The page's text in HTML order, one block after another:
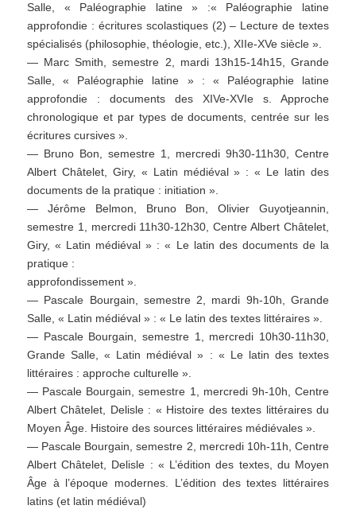
Salle, « Paléographie latine » :« Paléographie latine
approfondie : écritures scolastiques (2) – Lecture de textes
spécialisés (philosophie, théologie, etc.), XIIe-XVe siècle ».
— Marc Smith, semestre 2, mardi 13h15-14h15, Grande
Salle, « Paléographie latine » : « Paléographie latine
approfondie : documents des XIVe-XVIe s. Approche
chronologique et par types de documents, centrée sur les
écritures cursives ».
— Bruno Bon, semestre 1, mercredi 9h30-11h30, Centre
Albert Châtelet, Giry, « Latin médiéval » : « Le latin des
documents de la pratique : initiation ».
— Jérôme Belmon, Bruno Bon, Olivier Guyotjeannin,
semestre 1, mercredi 11h30-12h30, Centre Albert Châtelet,
Giry, « Latin médiéval » : « Le latin des documents de la
pratique :
approfondissement ».
— Pascale Bourgain, semestre 2, mardi 9h-10h, Grande
Salle, « Latin médiéval » : « Le latin des textes littéraires ».
— Pascale Bourgain, semestre 1, mercredi 10h30-11h30,
Grande Salle, « Latin médiéval » : « Le latin des textes
littéraires : approche culturelle ».
— Pascale Bourgain, semestre 1, mercredi 9h-10h, Centre
Albert Châtelet, Delisle : « Histoire des textes littéraires du
Moyen Âge. Histoire des sources littéraires médiévales ».
— Pascale Bourgain, semestre 2, mercredi 10h-11h, Centre
Albert Châtelet, Delisle : « L’édition des textes, du Moyen
Âge à l’époque modernes. L’édition des textes littéraires
latins (et latin médiéval)